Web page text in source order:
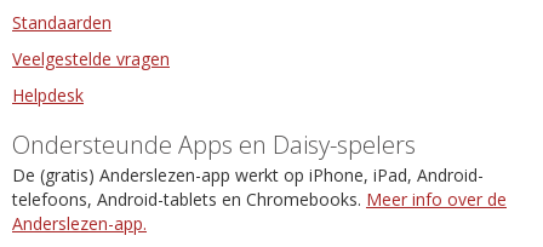
Standaarden
Veelgestelde vragen
Helpdesk
Ondersteunde Apps en Daisy-spelers
De (gratis) Anderslezen-app werkt op iPhone, iPad, Android-
telefoons, Android-tablets en Chromebooks. Meer info over de
Anderslezen-app.